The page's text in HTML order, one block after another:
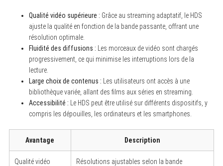
Qualité vidéo supérieure : Grâce au streaming adaptatif, le HDS
ajuste la qualité en fonction de la bande passante, offrant une
résolution optimale.
Fluidité des diffusions : Les morceaux de vidéo sont chargés
progressivement, ce qui minimise les interruptions lors de la
lecture.
Large choix de contenus : Les utilisateurs ont accès à une
bibliothèque variée, allant des films aux séries en streaming.
Accessibilité : Le HDS peut être utilisé sur différents dispositifs, y
compris les dépouilles, les ordinateurs et les smartphones.
Avantage Description
Qualité vidéo
Résolutions ajustables selon la bande